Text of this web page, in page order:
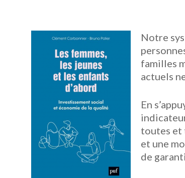
Notre
familles
actuels
En
toutes et
et une
de